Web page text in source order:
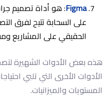
Figma: هو أداة تصميم
على السحابة تتيح لفرق
الحقيقي على المشاريع
هذه بعض الأدوات الشهيرة
الأدوات الأخرى التي تلبي
المستويات والميزانيات.